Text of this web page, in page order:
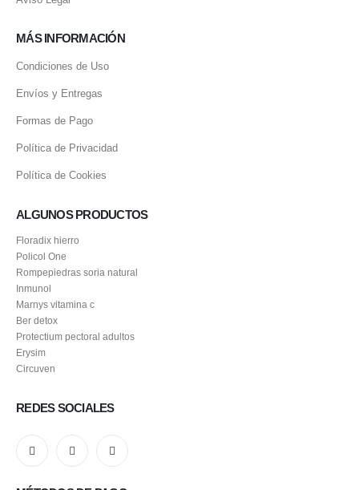
MÁS INFORMACIÓN
Condiciones de Uso
Envíos y Entregas
Formas de Pago
Política de Privacidad
Política de Cookies
ALGUNOS PRODUCTOS
Floradix hierro
Policol One
Rompepiedras soria natural
Inmunol
Marnys vitamina c
Ber detox
Protectium pectoral adultos
Erysim
Circuven
REDES SOCIALES